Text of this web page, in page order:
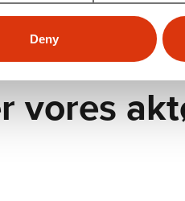
Deny
at god lyd er subjektivt! Derfor
vores